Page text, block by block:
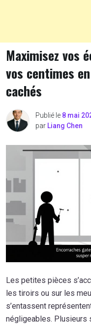
Maximisez vos
vos centimes
cachés
Publié le 8 mai
par Liang Chen
Les petites pièces
les tiroirs ou sur les
s’entassent
négligeables. Plusieurs